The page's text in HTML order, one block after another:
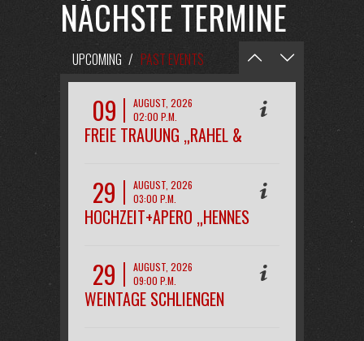
NÄCHSTE TERMINE
UPCOMING / PAST EVENTS
09
AUGUST, 2026
02:00 P.M.
FREIE TRAUUNG „RAHEL &
29
AUGUST, 2026
03:00 P.M.
HOCHZEIT+APERO „HENNES
29
AUGUST, 2026
09:00 P.M.
WEINTAGE SCHLIENGEN